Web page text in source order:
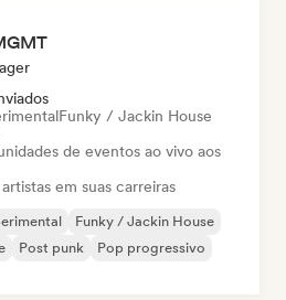
Funky / Jackin House
de eventos ao vivo aos
em suas carreiras
Funky / Jackin House
Post punk
Pop progressivo